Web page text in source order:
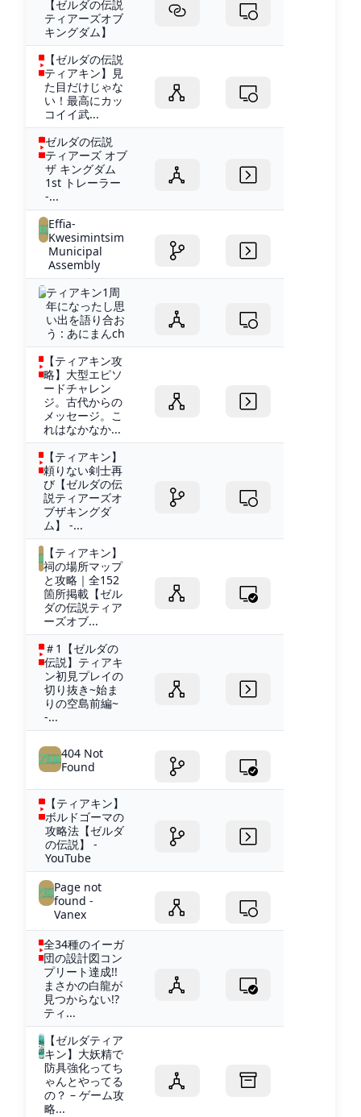
【ゼルダの伝説
ティアーズオブ
キングダム】
【ゼルダの伝説
ティアキン】見
た目だけじゃな
い！最高にカッ
コイイ武...
ゼルダの伝説
ティアーズ オブ
ザ キングダム
1st トレーラー
-...
Effia-
Kwesimintsim
Municipal
Assembly
ティアキン1周
年になったし思
い出を語り合お
う : あにまんch
【ティアキン攻
略】大型エピソ
ードチャレン
ジ。古代からの
メッセージ。こ
れはなかなか...
【ティアキン】
頼りない剣士再
び【ゼルダの伝
説ティアーズオ
ブザキングダ
ム】 -...
【ティアキン】
祠の場所マップ
と攻略｜全152
箇所掲載【ゼル
ダの伝説ティア
ーズオブ...
＃1【ゼルダの
伝説】ティアキ
ン初見プレイの
切り抜き~始ま
りの空島前編~
-...
404 Not
Found
【ティアキン】
ボルドゴーマの
攻略法【ゼルダ
の伝説】 -
YouTube
Page not
found -
Vanex
全34種のイーガ
団の設計図コン
プリート達成!!
まさかの白龍が
見つからない!?
ティ...
【ゼルダティア
キン】大妖精で
防具強化ってち
ゃんとやってる
の？ – ゲーム攻
略...